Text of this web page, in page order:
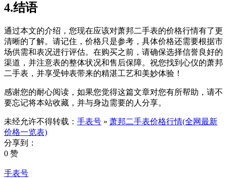
4.结语
通过本文的介绍，您现在应该对萧邦二手表的价格行情有了更
清晰的了解。请记住，价格只是参考，具体价格还需要根据市
场供需和表况进行评估。在购买之前，请确保选择信誉良好的
渠道，并注意表的整体状况和售后保障。祝您找到心仪的萧邦
二手表，并享受钟表带来的精湛工艺和美妙体验！
感谢您的耐心阅读，如果您觉得这篇文章对您有所帮助，请不
要忘记将本站收藏，并与身边需要的人分享。
未经允许不得转载： 手表号 » 萧邦二手表价格行情(全网最新
价格一览表)
分享到：
0 赞
手表号